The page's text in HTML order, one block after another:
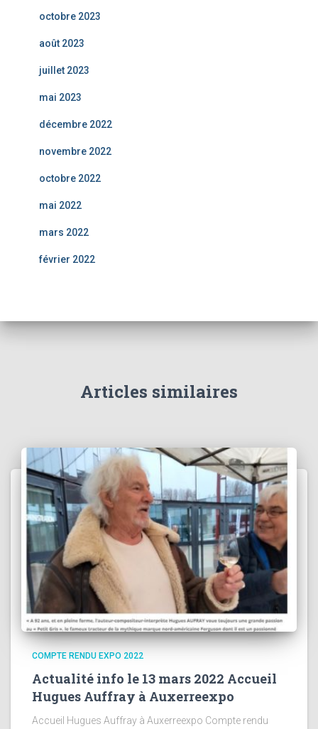
octobre 2023
août 2023
juillet 2023
mai 2023
décembre 2022
novembre 2022
octobre 2022
mai 2022
mars 2022
février 2022
Articles similaires
COMPTE RENDU EXPO 2022
Actualité info le 13 mars 2022 Accueil
Hugues Auffray à Auxerreexpo
Accueil Hugues Auffray à Auxerreexpo Compte rendu